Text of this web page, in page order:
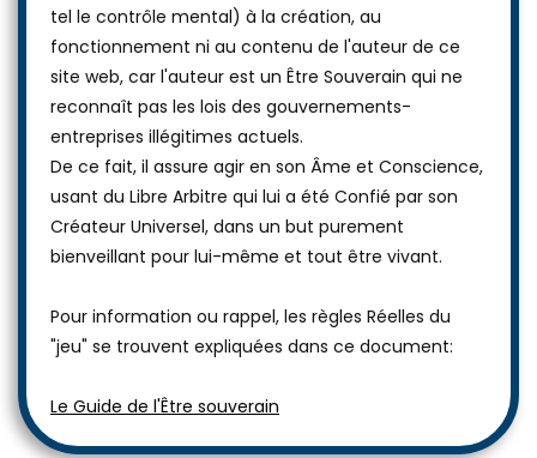
tel le contrôle mental) à la création, au
fonctionnement ni au contenu de l'auteur de ce
site web, car l'auteur est un Être Souverain qui ne
reconnaît pas les lois des gouvernements-
entreprises illégitimes actuels.
De ce fait, il assure agir en son Âme et Conscience,
usant du Libre Arbitre qui lui a été Confié par son
Créateur Universel, dans un but purement
bienveillant pour lui-même et tout être vivant.
Pour information ou rappel, les règles Réelles du
"jeu" se trouvent expliquées dans ce document:
Le Guide de l'Être souverain